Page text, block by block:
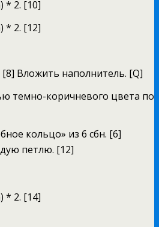
* 2. [10]
* 2. [12]
[8] Вложить наполнитель. [Q]
темно-коричневого цвета по
кольцо» из 6 сбн. [6]
петлю. [12]
* 2. [14]